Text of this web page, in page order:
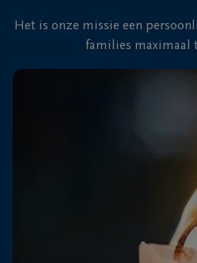
Het is onze missie een
families maximaal